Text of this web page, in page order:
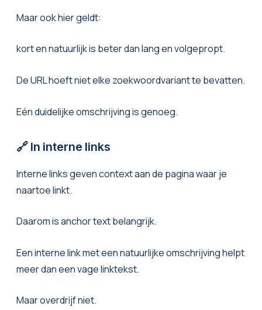
Maar ook hier geldt:
kort en natuurlijk is beter dan lang en volgepropt.
De URL hoeft niet elke zoekwoordvariant te bevatten.
Eén duidelijke omschrijving is genoeg.
🔗 In interne links
Interne links geven context aan de pagina waar je
naartoe linkt.
Daarom is anchor text belangrijk.
Een interne link met een natuurlijke omschrijving helpt
meer dan een vage linktekst.
Maar overdrijf niet.